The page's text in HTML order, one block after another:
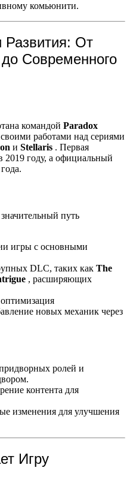
комьюнити.
Развития: От
Современного
командой Paradox
работами над сериями
и Stellaris . Первая
2019 году, а официальный
путь
игры с основными
DLC, таких как The
, расширяющих
новых механик через
ролей и
контента для
изменения для улучшения
Игру